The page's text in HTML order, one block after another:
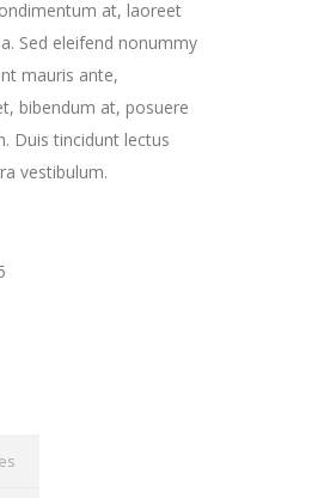
at, laoreet
Sed eleifend nonummy
mauris ante,
bibendum at, posuere
Duis tincidunt lectus
vestibulum.